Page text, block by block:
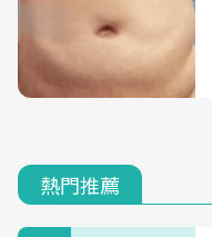
熱門推薦